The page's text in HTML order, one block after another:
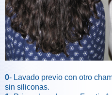
0- Lavado previo con otro
sin siliconas.